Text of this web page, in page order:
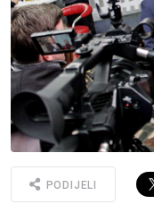
PODIJELI